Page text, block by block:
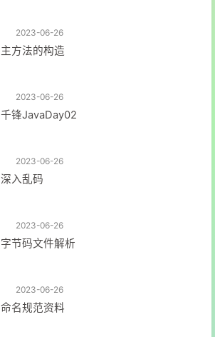
2023-06-26
主方法的构造
2023-06-26
千锋JavaDay02
2023-06-26
深入乱码
2023-06-26
字节码文件解析
2023-06-26
命名规范资料